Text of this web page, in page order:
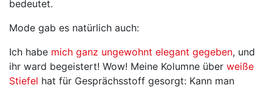
bedeutet.
Mode gab es natürlich auch:
Ich habe mich ganz ungewohnt elegant gegeben, und
ihr ward begeistert! Wow! Meine Kolumne über weiße
Stiefel hat für Gesprächsstoff gesorgt: Kann man